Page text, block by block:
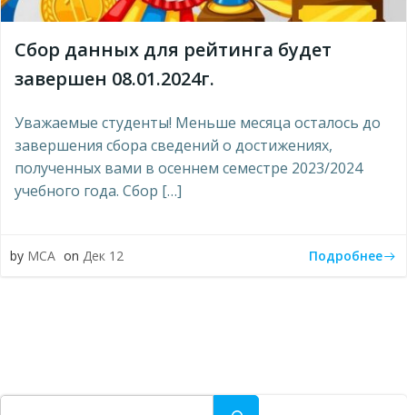
Сбор данных для рейтинга будет
завершен 08.01.2024г.
Уважаемые студенты! Меньше месяца осталось до
завершения сбора сведений о достижениях,
полученных вами в осеннем семестре 2023/2024
учебного года. Сбор […]
by МСА on Дек 12 Подробнее
Поиск